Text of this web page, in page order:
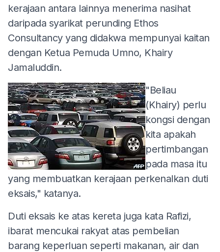
kerajaan antara lainnya menerima nasihat
daripada syarikat perunding Ethos
Consultancy yang didakwa mempunyai kaitan
dengan Ketua Pemuda Umno, Khairy
Jamaluddin.
"Beliau
(Khairy) perlu
kongsi dengan
kita apakah
pertimbangan
pada masa itu
yang membuatkan kerajaan perkenalkan duti
eksais," katanya.
Duti eksais ke atas kereta juga kata Rafizi,
ibarat mencukai rakyat atas pembelian
barang keperluan seperti makanan, air dan